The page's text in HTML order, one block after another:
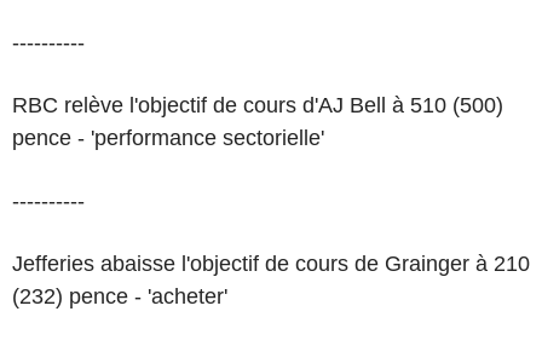
----------
RBC relève l'objectif de cours d'AJ Bell à 510 (500)
pence - 'performance sectorielle'
----------
Jefferies abaisse l'objectif de cours de Grainger à 210
(232) pence - 'acheter'